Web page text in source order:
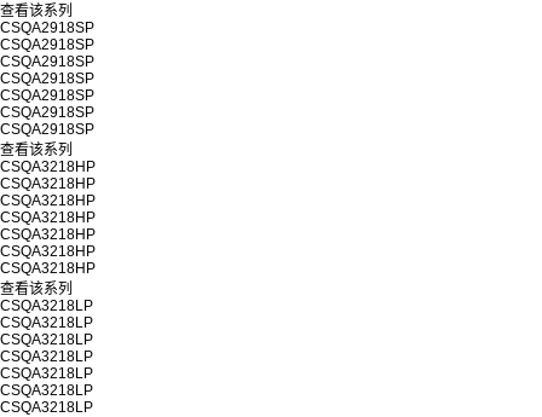
查看该系列
CSQA2918SP
CSQA2918SP
CSQA2918SP
CSQA2918SP
CSQA2918SP
CSQA2918SP
CSQA2918SP
查看该系列
CSQA3218HP
CSQA3218HP
CSQA3218HP
CSQA3218HP
CSQA3218HP
CSQA3218HP
CSQA3218HP
查看该系列
CSQA3218LP
CSQA3218LP
CSQA3218LP
CSQA3218LP
CSQA3218LP
CSQA3218LP
CSQA3218LP